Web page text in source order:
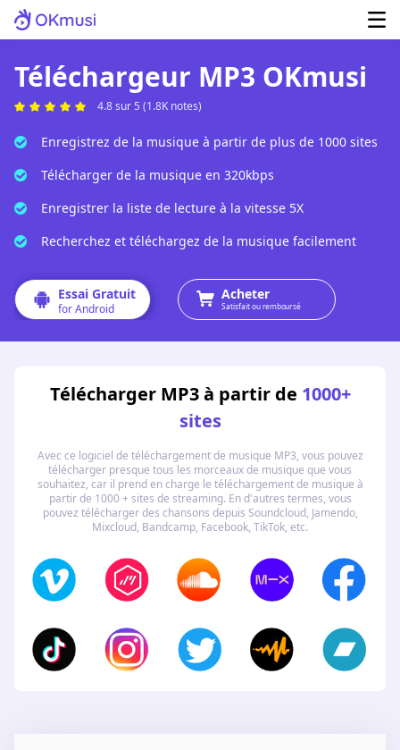
Téléchargeur MP3 OKmusi
4.8 sur 5 (1.8K notes)
Enregistrez de la musique à partir de plus de 1000 sites
Télécharger de la musique en 320kbps
Enregistrer la liste de lecture à la vitesse 5X
Recherchez et téléchargez de la musique facilement
Essai Gratuit
for Android
Acheter
Satisfait ou remboursé
Télécharger MP3 à partir de 1000+
sites
Avec ce logiciel de téléchargement de musique MP3, vous pouvez
télécharger presque tous les morceaux de musique que vous
souhaitez, car il prend en charge le téléchargement de musique à
partir de 1000 + sites de streaming. En d'autres termes, vous
pouvez télécharger des chansons depuis Soundcloud, Jamendo,
Mixcloud, Bandcamp, Facebook, TikTok, etc.